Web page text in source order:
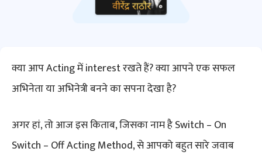
क्या आप Acting में interest रखते हैं? क्या आपने एक सफल
अभिनेता या अभिनेत्री बनने का सपना देखा है?
अगर हां, तो आज इस किताब, जिसका नाम है Switch – On
Switch – Off Acting Method, से आपको बहुत सारे जवाब